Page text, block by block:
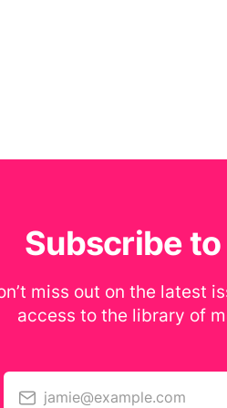
Subscribe to
miss out on the latest
access to the library of
jamie@example.com